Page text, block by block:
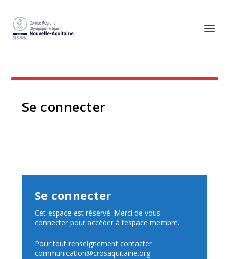
Se connecter
Se connecter
Cet espace est réservé. Merci de vous
connecter pour accéder à l’espace membre.
Pour tout renseignement contacter
communication@crosaquitaine.org